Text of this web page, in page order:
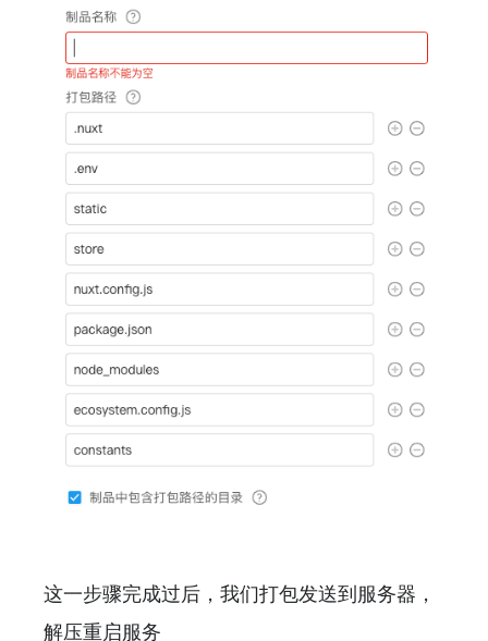
这一步骤完成过后，我们打包发送到服务器，
解压重启服务